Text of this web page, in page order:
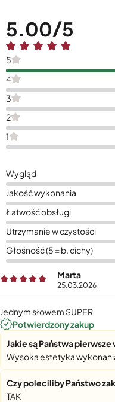
5.00
5
4
3
2
1
Wygląd
Jakość wykonania
Łatwość obsługi
Utrzymanie w czystości
Głośność (5 = b. cichy)
Marta
25.03.2026
Jednym słowem SUPER
Potwierdzony zakup
Jakie są Państwa
Wysoka estetyka
Czy poleciliby Państwo
TAK